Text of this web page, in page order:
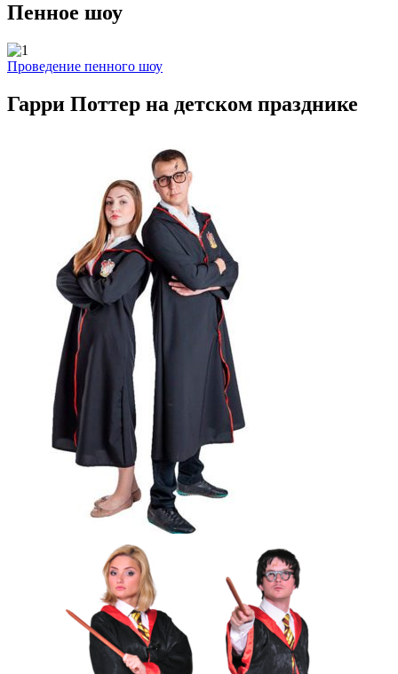
Пенное шоу
Проведение пенного шоу
Гарри Поттер на детском празднике